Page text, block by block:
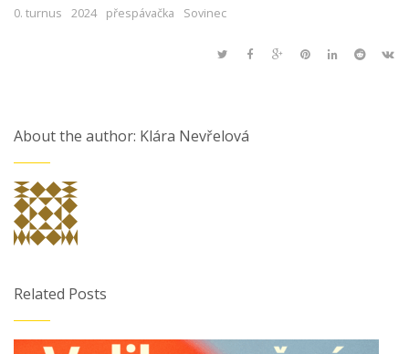
0. turnus 2024 přespávačka Sovinec
About the author: Klára Nevřelová
Related Posts